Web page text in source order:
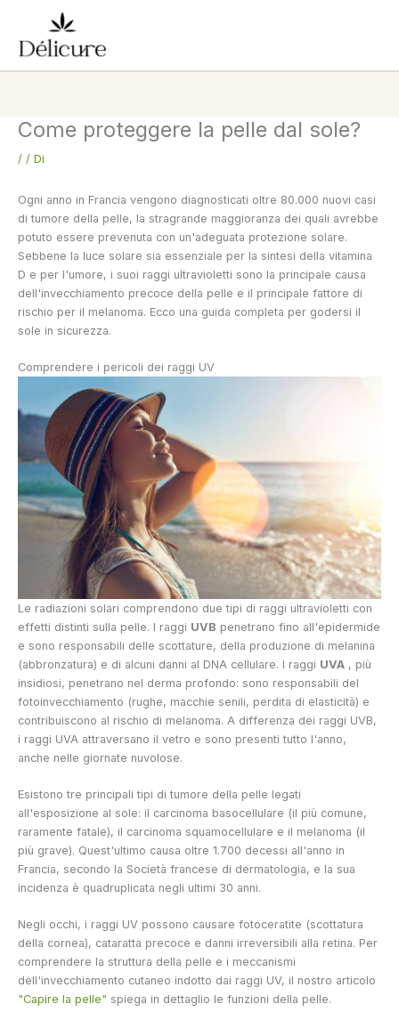
contenuto
Come proteggere la pelle dal sole?
/ / Di
Ogni anno in Francia vengono diagnosticati oltre 80.000 nuovi casi
di tumore della pelle, la stragrande maggioranza dei quali avrebbe
potuto essere prevenuta con un'adeguata protezione solare.
Sebbene la luce solare sia essenziale per la sintesi della vitamina
D e per l'umore, i suoi raggi ultravioletti sono la principale causa
dell'invecchiamento precoce della pelle e il principale fattore di
rischio per il melanoma. Ecco una guida completa per godersi il
sole in sicurezza.
Comprendere i pericoli dei raggi UV
Le radiazioni solari comprendono due tipi di raggi ultravioletti con
effetti distinti sulla pelle. I raggi UVB penetrano fino all'epidermide
e sono responsabili delle scottature, della produzione di melanina
(abbronzatura) e di alcuni danni al DNA cellulare. I raggi UVA , più
insidiosi, penetrano nel derma profondo: sono responsabili del
fotoinvecchiamento (rughe, macchie senili, perdita di elasticità) e
contribuiscono al rischio di melanoma. A differenza dei raggi UVB,
i raggi UVA attraversano il vetro e sono presenti tutto l'anno,
anche nelle giornate nuvolose.
Esistono tre principali tipi di tumore della pelle legati
all'esposizione al sole: il carcinoma basocellulare (il più comune,
raramente fatale), il carcinoma squamocellulare e il melanoma (il
più grave). Quest'ultimo causa oltre 1.700 decessi all'anno in
Francia, secondo la Società francese di dermatologia, e la sua
incidenza è quadruplicata negli ultimi 30 anni.
Negli occhi, i raggi UV possono causare fotoceratite (scottatura
della cornea), cataratta precoce e danni irreversibili alla retina. Per
comprendere la struttura della pelle e i meccanismi
dell'invecchiamento cutaneo indotto dai raggi UV, il nostro articolo
"Capire la pelle" spiega in dettaglio le funzioni della pelle.